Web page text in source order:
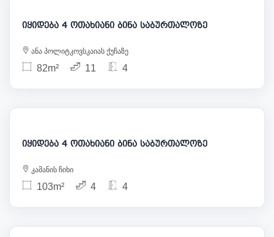
იყიდება 4 ოთახიანი ბინა საბურთალოზე
ანა პოლიტკოვსკაიას ქუჩაზე
82m² 11 4
206 000
იყიდება 4 ოთახიანი ბინა საბურთალოზე
კამანის ჩიხი
103m² 4 4
203 000